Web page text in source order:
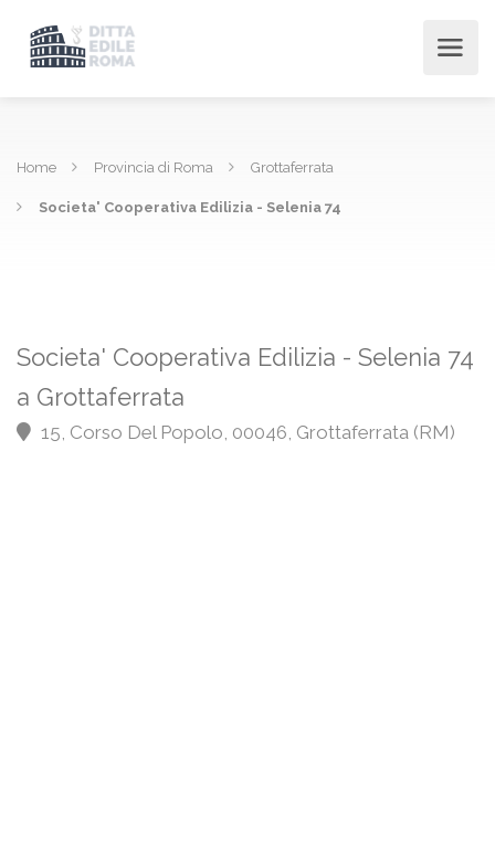
Home Provincia di Roma Grottaferrata
Societa' Cooperativa Edilizia - Selenia 74
Societa' Cooperativa Edilizia - Selenia 74
a Grottaferrata
15, Corso Del Popolo, 00046, Grottaferrata (RM)